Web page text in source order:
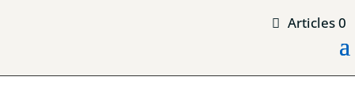
Articles 0